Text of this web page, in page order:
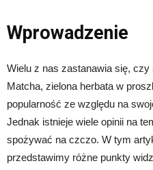
Wprowadzenie
Wielu z nas zastanawia się,
Matcha, zielona herbata w
popularność ze względu na
Jednak istnieje wiele opinii na
spożywać na czczo. W tym
przedstawimy różne punkty